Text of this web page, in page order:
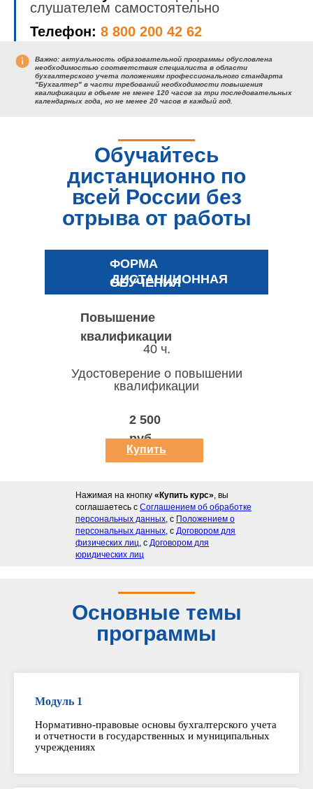
слушателем самостоятельно
Телефон: 8 800 200 42 62
Важно: актуальность образовательной программы обусловлена
необходимостью соответствия специалиста в области
бухгалтерского учета положениям профессионального стандарта
"Бухгалтер" в части требований необходимости повышения
квалификации в объеме не менее 120 часов за три последовательных
календарных года, но не менее 20 часов в каждый год.
Обучайтесь
дистанционно по
всей России без
отрыва от работы
ФОРМА
ОБУЧЕНИЯ
ДИСТАНЦИОННАЯ
Повышение
квалификации
Удостоверение о повышении
квалификации
40 ч.
2 500
руб.
Купить
курс
Нажимая на кнопку «Купить курс», вы
соглашаетесь с Соглашением об обработке
персональных данных, с Положением о
персональных данных, с Договором для
физических лиц, с Договором для
юридических лиц
Основные темы
программы
Модуль 1
Нормативно-правовые основы бухгалтерского учета
и отчетности в государственных и муниципальных
учреждениях